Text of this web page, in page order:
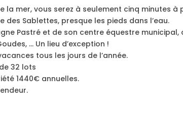
la mer, vous serez à seulement cinq minutes
des Sablettes, presque les pieds dans l’eau.
Pastré et de son centre équestre
… Un lieu d’exception !
tous les jours de l’année.
32 lots
1440€ annuelles.